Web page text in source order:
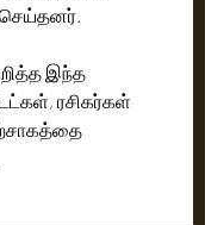
செய்தனர்.
இந்த
ரசிகர்கள்